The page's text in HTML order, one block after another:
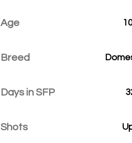
Age
Breed
Days in SFP
Shots